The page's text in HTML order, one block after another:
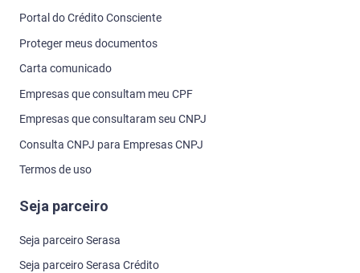
Portal do Crédito Consciente
Proteger meus documentos
Carta comunicado
Empresas que consultam meu CPF
Empresas que consultaram seu CNPJ
Consulta CNPJ para Empresas CNPJ
Termos de uso
Seja parceiro
Seja parceiro Serasa
Seja parceiro Serasa Crédito